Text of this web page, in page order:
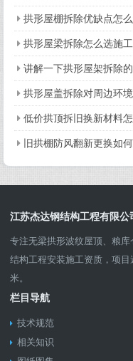
拱形屋棚拆除优缺点怎
拱形屋梁拆除怎么选施
讲解一下拱形屋架拆除
拱形屋盖拆除对周边环
低价拱顶拆旧换新材料
旧拱棚防风翻新更换如
江苏杰达钢结构工程有限公
专注无梁拱形波纹屋顶、粮
结构工程安装施工资质，项
米。
栏目导航
技术规范
相关知识